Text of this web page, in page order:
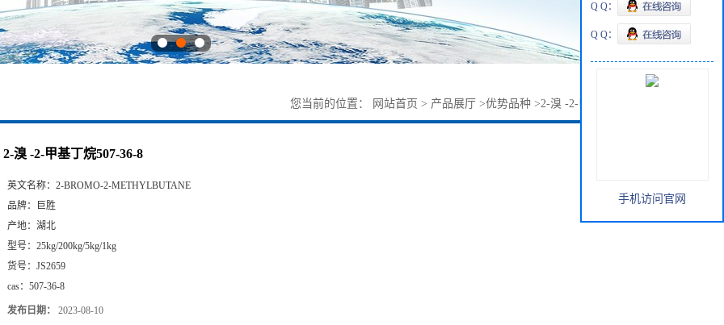
您当前的位置： 网站首页 > 产品展厅 >优势品种 >2-溴 -2-甲基丁烷507-36-8
2-溴 -2-甲基丁烷507-36-8
英文名称： 2-BROMO-2-METHYLBUTANE
品牌：
巨胜
产地： 湖北
型号： 25kg/200kg/5kg/1kg
货号： JS2659
cas： 507-36-8
发布日期： 2023-08-10
Q Q：
Q Q：
手机访问官网